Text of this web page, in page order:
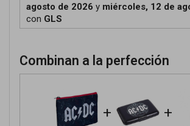
agosto de 2026 y miércoles, 12 de
con GLS
Combinan a la perfección
+ +